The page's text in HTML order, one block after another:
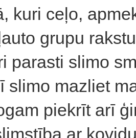
kuri ceļo,
grupu
parasti slimo
slimo mazliet
piekrīt arī
ar